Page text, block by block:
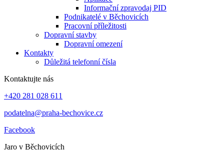
Informační zpravodaj PID
Podnikatelé v Běchovicích
Pracovní příležitosti
Dopravní stavby
Dopravní omezení
Kontakty
Důležitá telefonní čísla
Kontaktujte nás
+420 281 028 611
podatelna@praha-bechovice.cz
Facebook
Jaro v Běchovicích